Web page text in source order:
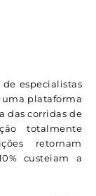
especialistas
uma plataforma
das corridas de
totalmente
retornam
custeiam a